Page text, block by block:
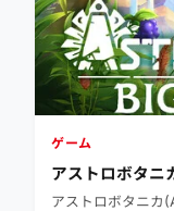
ゲーム
アストロボタニ
アストロボタニカ